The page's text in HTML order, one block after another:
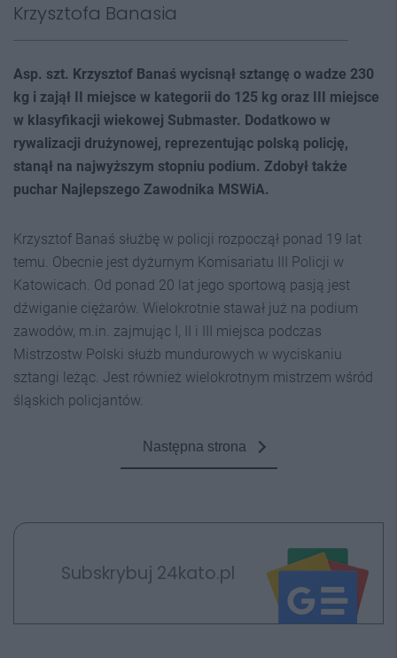
Krzysztofa Banasia
Asp. szt. Krzysztof Banaś wycisnął sztangę o wadze 230
kg i zajął II miejsce w kategorii do 125 kg oraz III miejsce
w klasyfikacji wiekowej Submaster. Dodatkowo w
rywalizacji drużynowej, reprezentując polską policję,
stanął na najwyższym stopniu podium. Zdobył także
puchar Najlepszego Zawodnika MSWiA.
Krzysztof Banaś służbę w policji rozpoczął ponad 19 lat
temu. Obecnie jest dyżurnym Komisariatu III Policji w
Katowicach. Od ponad 20 lat jego sportową pasją jest
dźwiganie ciężarów. Wielokrotnie stawał już na podium
zawodów, m.in. zajmując I, II i III miejsca podczas
Mistrzostw Polski służb mundurowych w wyciskaniu
sztangi leżąc. Jest również wielokrotnym mistrzem wśród
śląskich policjantów.
Następna strona
Subskrybuj 24kato.pl